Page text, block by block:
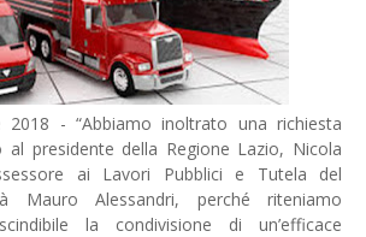
- “Abbiamo inoltrato una richiesta
presidente della Regione Lazio, Nicola
ai Lavori Pubblici e Tutela del
Mauro Alessandri, perché riteniamo
la condivisione di un’efficace